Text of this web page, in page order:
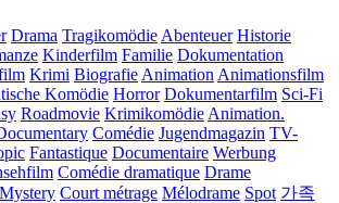
Drama Tragikomödie Abenteuer Historie
Kinderfilm Familie Dokumentation
Krimi Biografie Animation Animationsfilm
Komödie Horror Dokumentarfilm Sci-Fi
Roadmovie Krimikomödie Animation.
Comédie Jugendmagazin TV-
Fantastique Documentaire Werbung
Comédie dramatique Drame
Mystery Court métrage Mélodrame Spot 가족